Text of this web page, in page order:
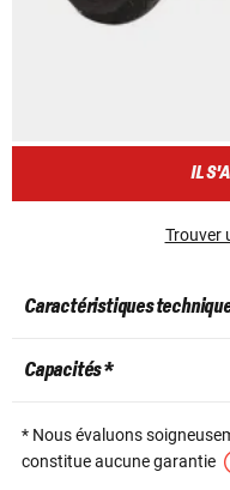
IL
Trouver
Caractéristiques
Capacités *
* Nous évaluons
constitue aucune garantie